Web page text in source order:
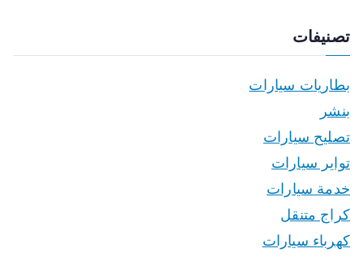
تصنيفات
بطاريات سيارات
بنشر
تصليح سيارات
تواير سيارات
خدمة سيارات
كراج متنقل
كهرباء سيارات